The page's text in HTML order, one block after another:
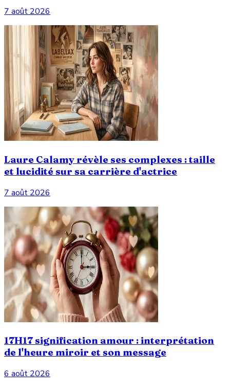
7 août 2026
Laure Calamy révèle ses complexes : taille
et lucidité sur sa carrière d'actrice
7 août 2026
17H17 signification amour : interprétation
de l'heure miroir et son message
6 août 2026